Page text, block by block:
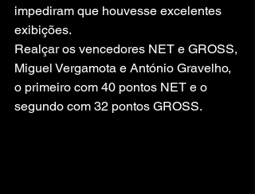
impediram que houvesse excelentes
exibições.
Realçar os vencedores NET e GROSS,
Miguel Vergamota e António Gravelho,
o primeiro com 40 pontos NET e o
segundo com 32 pontos GROSS.